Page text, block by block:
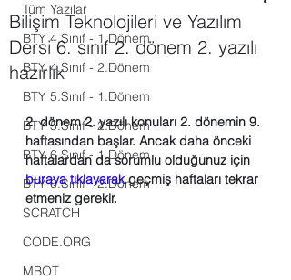
Tüm Yazılar
BTY 4.Sınıf - 1.Dönem
BTY 4.Sınıf - 2.Dönem
BTY 5.Sınıf - 1.Dönem
BTY 5.Sınıf - 2.Dönem
BTY 6.Sınıf - 1.Dönem
BTY 6.Sınıf - 2.Dönem
SCRATCH
CODE.ORG
MBOT
Bilişim Teknolojileri ve Yazılım
Dersi 6. sınıf 2. dönem 2. yazılı
hazırlık
2. dönem 2. yazılı konuları 2. dönemin 9.
haftasından başlar. Ancak daha önceki
haftalardan da sorumlu olduğunuz için
buraya tıklayarak geçmiş haftaları tekrar
etmeniz gerekir.